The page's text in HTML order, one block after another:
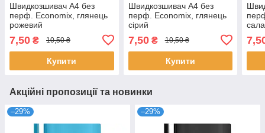
Швидкозшивач А4 без
перф. Economix, глянець
рожевий
7,50 ₴ 10,50 ₴
Купити
Швидкозшивач А4 без
перф. Economix, глянець
сірий
7,50₴ 10,50 ₴
Купити
Акційні пропозиції та новинки
–29% –29%